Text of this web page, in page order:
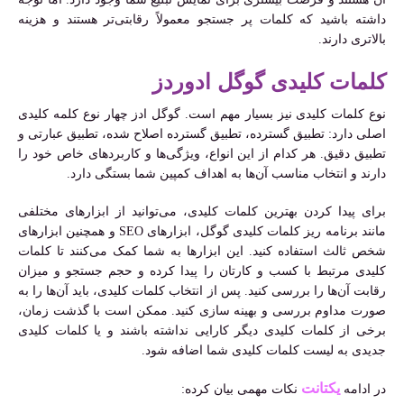
داشته باشید که کلمات پر جستجو معمولاً رقابتی‌تر هستند و هزینه
بالاتری دارند.
کلمات کلیدی گوگل ادوردز
نوع کلمات کلیدی نیز بسیار مهم است. گوگل ادز چهار نوع کلمه کلیدی
اصلی دارد: تطبیق گسترده، تطبیق گسترده اصلاح شده، تطبیق عبارتی و
تطبیق دقیق. هر کدام از این انواع، ویژگی‌ها و کاربردهای خاص خود را
دارند و انتخاب مناسب آن‌ها به اهداف کمپین شما بستگی دارد.
برای پیدا کردن بهترین کلمات کلیدی، می‌توانید از ابزارهای مختلفی
مانند برنامه ریز کلمات کلیدی گوگل، ابزارهای SEO و همچنین ابزارهای
شخص ثالث استفاده کنید. این ابزارها به شما کمک می‌کنند تا کلمات
کلیدی مرتبط با کسب و کارتان را پیدا کرده و حجم جستجو و میزان
رقابت آن‌ها را بررسی کنید. پس از انتخاب کلمات کلیدی، باید آن‌ها را به
صورت مداوم بررسی و بهینه سازی کنید. ممکن است با گذشت زمان،
برخی از کلمات کلیدی دیگر کارایی نداشته باشند و یا کلمات کلیدی
جدیدی به لیست کلمات کلیدی شما اضافه شود.
در ادامه یکتانت نکات مهمی بیان کرده: